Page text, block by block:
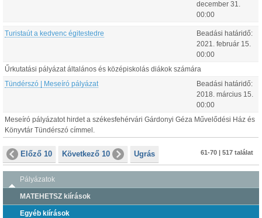
december 31
00:00
Turistaút a kedvenc égitestedre
Beadási határidő:
2021.
február 15
00:00
Űrkutatási pályázat általános és középiskolás diákok számára
Tündérszó | Meseíró pályázat
Beadási határidő:
2018. március 15
00:00
Meseíró pályázatot hirdet a székesfehérvári Gárdonyi Géza Művelődési Ház és
Könyvtár Tündérszó címmel.
Előző 10 Következő 10 Ugrás 61-70 | 517 találat
Pályázatok
MATEHETSZ kiírások
Egyéb kiírások